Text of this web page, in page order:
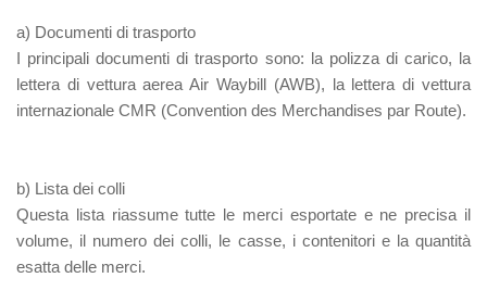
a) Documenti di trasporto
I principali documenti di trasporto sono: la polizza di carico, la
lettera di vettura aerea Air Waybill (AWB), la lettera di vettura
internazionale CMR (Convention des Merchandises par Route).
b) Lista dei colli
Questa lista riassume tutte le merci esportate e ne precisa il
volume, il numero dei colli, le casse, i contenitori e la quantità
esatta delle merci.